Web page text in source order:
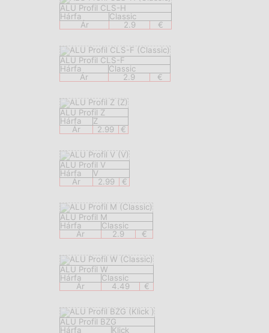
ALU Profil CLS-H
Hárfa
Classic
Ár
2.9 €
ALU Profil CLS-F
Hárfa
Classic
Ár
2.9 €
ALU Profil Z
Hárfa
Z
Ár
2.99 €
ALU Profil V
Hárfa
V
Ár
2.99 €
ALU Profil M
Hárfa
Classic
Ár
2.9 €
ALU Profil W
Hárfa
Classic
Ár
4.49 €
ALU Profil BZG
Hárfa
Klick